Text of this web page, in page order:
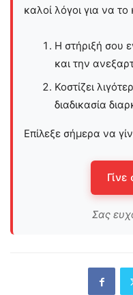
καλοί λόγοι για να το
Η στήριξή σου
και την
Κοστίζει
διαδικασία
Επίλεξε σήμερα να
Σας